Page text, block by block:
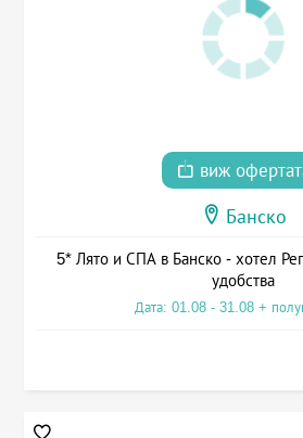
виж
Банско
5* Лято и СПА в Банско - хотел
удобства
Дата: 01.08 - 31.08 +